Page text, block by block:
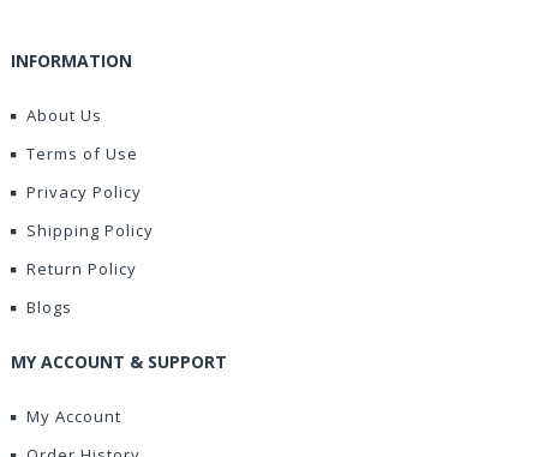
INFORMATION
About Us
Terms of Use
Privacy Policy
Shipping Policy
Return Policy
Blogs
MY ACCOUNT & SUPPORT
My Account